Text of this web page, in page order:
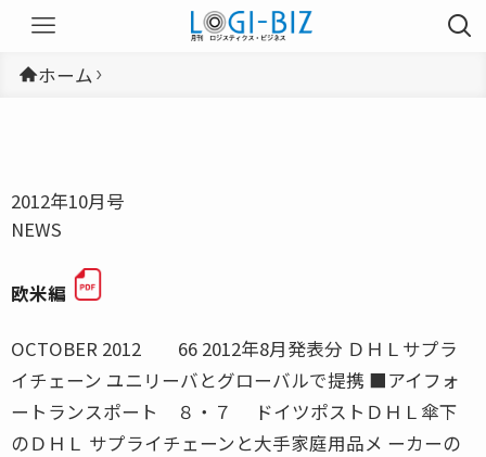
ホーム
2012年10月号
NEWS
欧米編
OCTOBER 2012 66 2012年8月発表分 ＤＨＬサプラ
イチェーン ユニリーバとグローバルで提携 ■アイフォ
ートランスポート ８・７ ドイツポストＤＨＬ傘下
のＤＨＬ サプライチェーンと大手家庭用品メ ーカーの